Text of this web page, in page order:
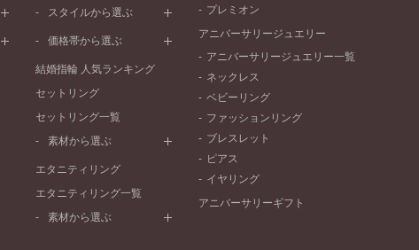
ペールブラウンゴールド
V字ライン
プレーン
セベラルメレ
ラインメレ
スタイルから選ぶ
シンプル
モード
エレガント
ゴージャス
価格帯から選ぶ
50万円～
20万円～30万円
10万円～20万円
結婚指輪 人気ランキング
セットリング
セットリング一覧
素材から選ぶ
プラチナ
ペールブラウンゴールド
エタニティリング
エタニティリング一覧
素材から選ぶ
プレミオン
アニバーサリージュエリー
アニバーサリージュエリー一覧
ネックレス
ベビーリング
ファッションリング
ブレスレット
ピアス
イヤリング
アニバーサリーギフト